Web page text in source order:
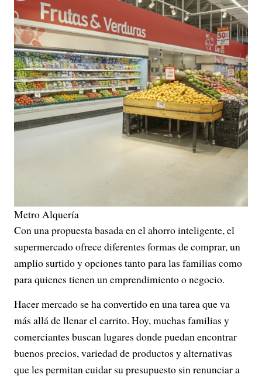
Metro Alquería
Con una propuesta basada en el ahorro inteligente, el
supermercado ofrece diferentes formas de comprar, un
amplio surtido y opciones tanto para las familias como
para quienes tienen un emprendimiento o negocio.
Hacer mercado se ha convertido en una tarea que va
más allá de llenar el carrito. Hoy, muchas familias y
comerciantes buscan lugares donde puedan encontrar
buenos precios, variedad de productos y alternativas
que les permitan cuidar su presupuesto sin renunciar a